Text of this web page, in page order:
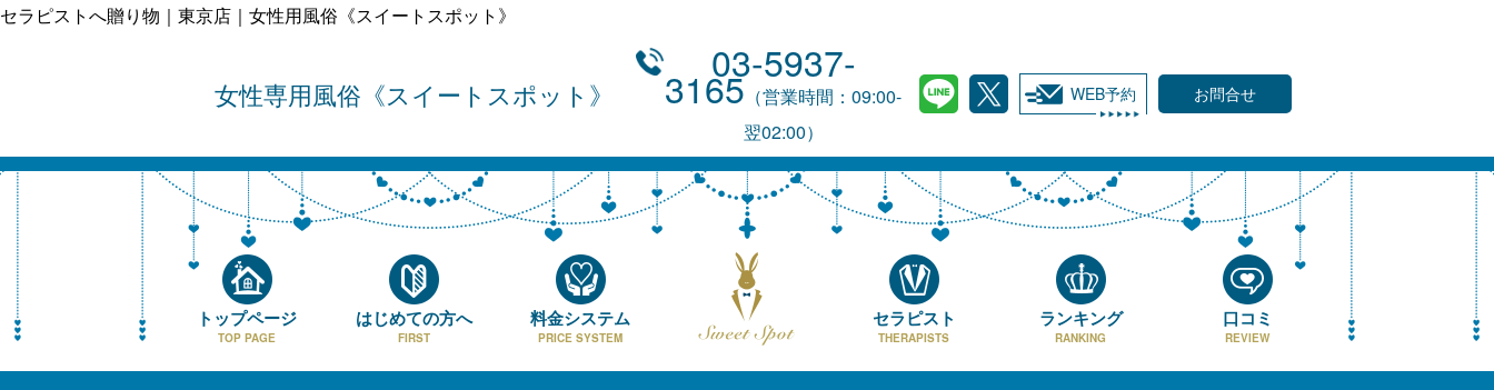
セラピストへ贈り物｜東京店｜⼥性⽤⾵俗《スイートスポット》
女性専用風俗 スイートスポット
03-5937-
3165 （営業時間：09:00-
翌02:00）
WEB予約 お問合せ
トップページ
TOP PAGE
はじめての方へ
FIRST
料金システム
PRICE SYSTEM
セラピスト
THERAPISTS
ランキング
RANKING
口コミ
REVIEW